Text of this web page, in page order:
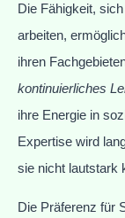
Die Fähigkeit,
arbeiten,
ihren
kontinuierliches
ihre Energie in
Expertise wird
sie nicht lautstark
Die Präferenz für